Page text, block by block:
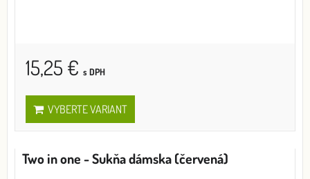
15,25 € s DPH
VYBERTE VARIANT
Two in one - Sukňa dámska (červená)